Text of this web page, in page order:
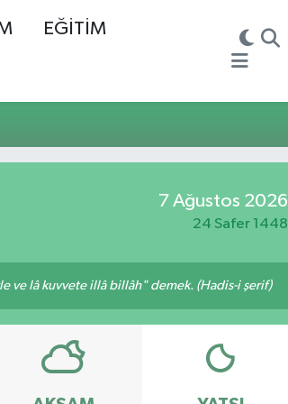
EĞİTİM
7 Ağustos 2026
24 Safer 1448
ve lâ kuvvete illâ billâh" demek. (Hadis-i şerif)